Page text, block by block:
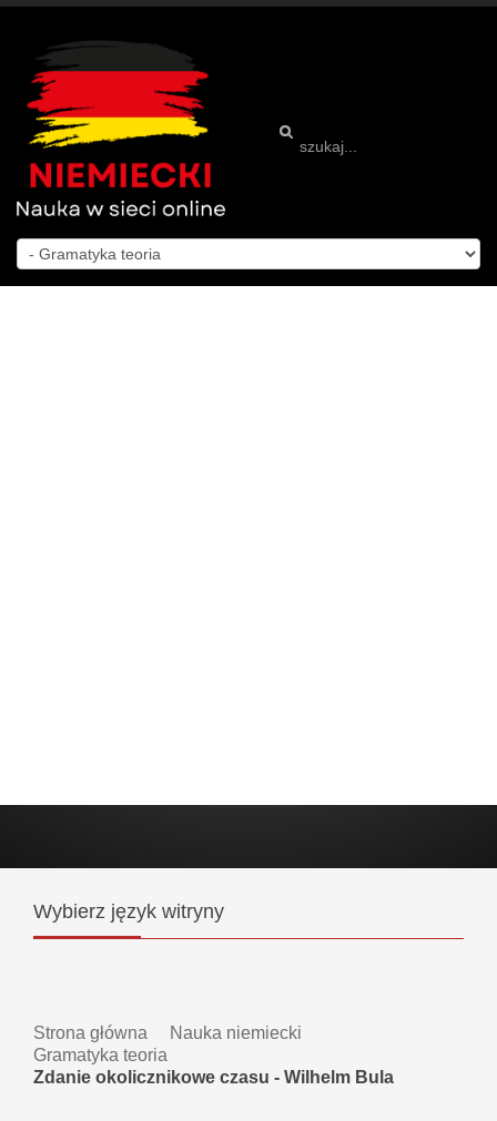
Wybierz język witryny
Strona główna
Nauka niemiecki
Gramatyka teoria
Zdanie okolicznikowe czasu - Wilhelm Bula